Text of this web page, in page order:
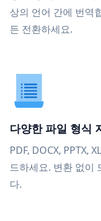
상의 언어 간에 번역
든 전환하세요.
다양한 파일 형식
PDF, DOCX, PPTX,
드하세요. 변환 없이
다.